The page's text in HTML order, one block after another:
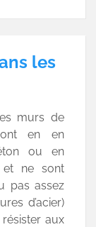
les
murs de
en en
ou en
et ne sont
pas assez
d’acier)
aux